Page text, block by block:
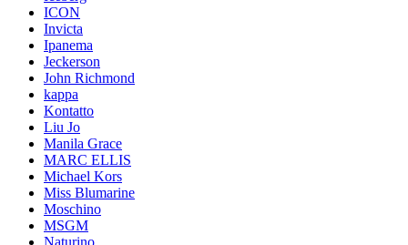
ICON
Invicta
Ipanema
Jeckerson
John Richmond
kappa
Kontatto
Liu Jo
Manila Grace
MARC ELLIS
Michael Kors
Miss Blumarine
Moschino
MSGM
Naturino